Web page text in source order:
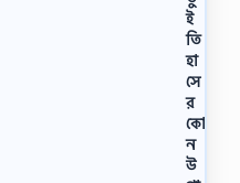
ই
তি
হা
সে
র
কো
ন
উ